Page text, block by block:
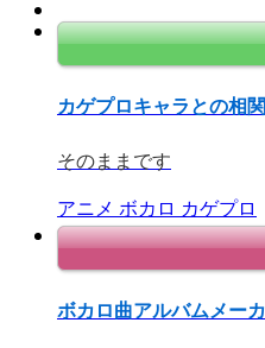
カゲプロキャラとの相
そのままです
アニメ ボカロ カゲプロ
ボカロ曲アルバムメー